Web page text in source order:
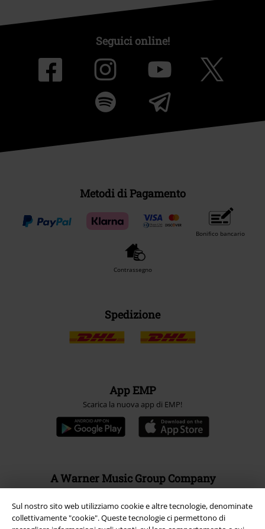
Sul nostro sito web utilizziamo cookie e altre tecnologie, denominate
collettivamente "cookie". Queste tecnologie ci permettono di
Seguici online!
Metodi di Pagamento
Bonifico bancario
Contrassegno
Spedizione
App EMP
Scarica la nuova app di EMP!
A Warner Music Group Company